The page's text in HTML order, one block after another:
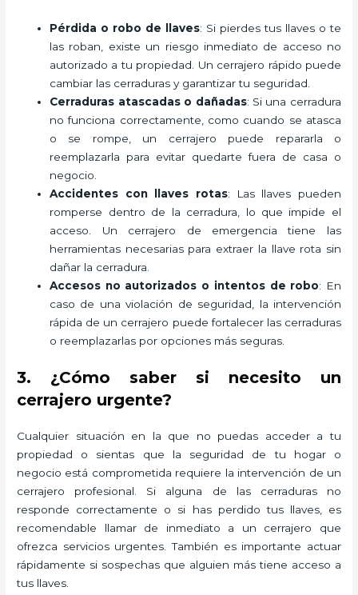
Pérdida o robo de llaves: Si pierdes tus llaves o te
las roban, existe un riesgo inmediato de acceso no
autorizado a tu propiedad. Un cerrajero rápido puede
cambiar las cerraduras y garantizar tu seguridad.
Cerraduras atascadas o dañadas: Si una cerradura
no funciona correctamente, como cuando se atasca
o se rompe, un cerrajero puede repararla o
reemplazarla para evitar quedarte fuera de casa o
negocio.
Accidentes con llaves rotas: Las llaves pueden
romperse dentro de la cerradura, lo que impide el
acceso. Un cerrajero de emergencia tiene las
herramientas necesarias para extraer la llave rota sin
dañar la cerradura.
Accesos no autorizados o intentos de robo: En
caso de una violación de seguridad, la intervención
rápida de un cerrajero puede fortalecer las cerraduras
o reemplazarlas por opciones más seguras.
3. ¿Cómo saber si necesito un
cerrajero urgente?
Cualquier situación en la que no puedas acceder a tu
propiedad o sientas que la seguridad de tu hogar o
negocio está comprometida requiere la intervención de un
cerrajero profesional. Si alguna de las cerraduras no
responde correctamente o si has perdido tus llaves, es
recomendable llamar de inmediato a un cerrajero que
ofrezca servicios urgentes. También es importante actuar
rápidamente si sospechas que alguien más tiene acceso a
tus llaves.